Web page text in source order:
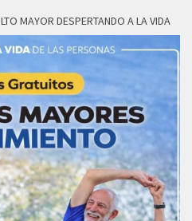
MAYOR DESPERTANDO A LA VIDA